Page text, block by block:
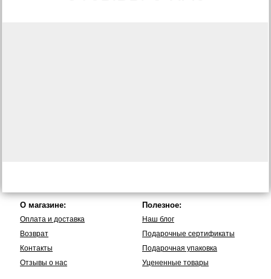
О магазине:
Оплата и доставка
Возврат
Контакты
Отзывы о нас
Полезное:
Наш блог
Подарочные сертификаты
Подарочная упаковка
Уцененные товары